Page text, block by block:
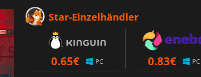
Star-Einzelhändler
0.65€ PC 0.83€ PC